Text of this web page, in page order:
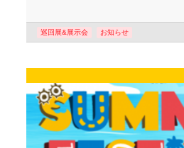
巡回展&展示会 お知らせ